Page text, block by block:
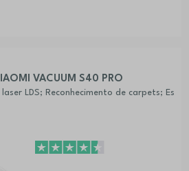
VACUUM S40 PRO
LDS; Reconhecimento de carpets; Es